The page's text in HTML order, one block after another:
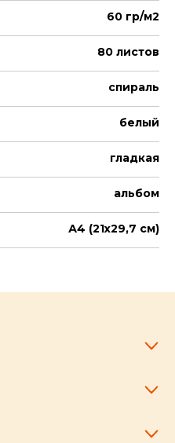
60 гр/м2
80 листов
спираль
белый
гладкая
альбом
А4 (21х29,7 см)